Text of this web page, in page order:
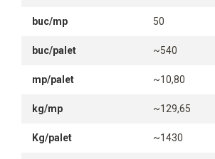
buc/mp 50
buc/palet ~540
mp/palet ~10,80
kg/mp ~129,65
Kg/palet ~1430